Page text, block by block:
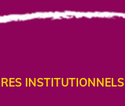
INSTITUTIONNELS